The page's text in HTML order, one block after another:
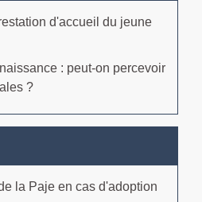
d'accueil du jeune
: peut-on percevoir
?
la Paje en cas d'adoption